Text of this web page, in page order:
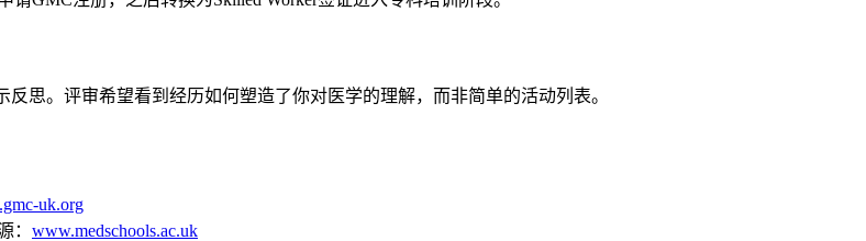
思。评审希望看到经历如何塑造了你对医学的理解，而非简单的活动列表。
uk.org
： www.medschools.ac.uk